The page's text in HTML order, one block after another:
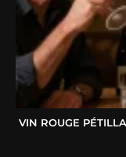
VIN ROUGE